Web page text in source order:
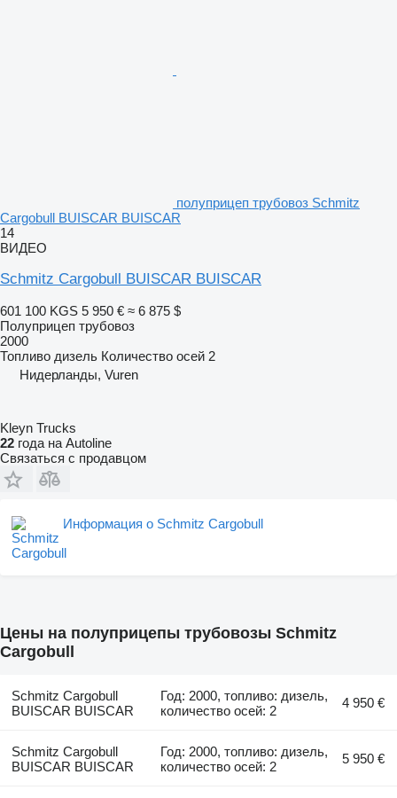
полуприцеп трубовоз Schmitz
Cargobull BUISCAR BUISCAR
14
ВИДЕО
Schmitz Cargobull BUISCAR BUISCAR
601 100 KGS 5 950 € ≈ 6 875 $
Полуприцеп трубовоз
2000
Топливо дизель Количество осей 2
Нидерланды, Vuren
Kleyn Trucks
22 года на Autoline
Связаться с продавцом
Информация о Schmitz Cargobull
Цены на полуприцепы трубовозы Schmitz
Cargobull
Schmitz Cargobull
BUISCAR BUISCAR
Год: 2000, топливо: дизель,
количество осей: 2
4 950 €
Schmitz Cargobull
BUISCAR BUISCAR
Год: 2000, топливо: дизель,
количество осей: 2
5 950 €